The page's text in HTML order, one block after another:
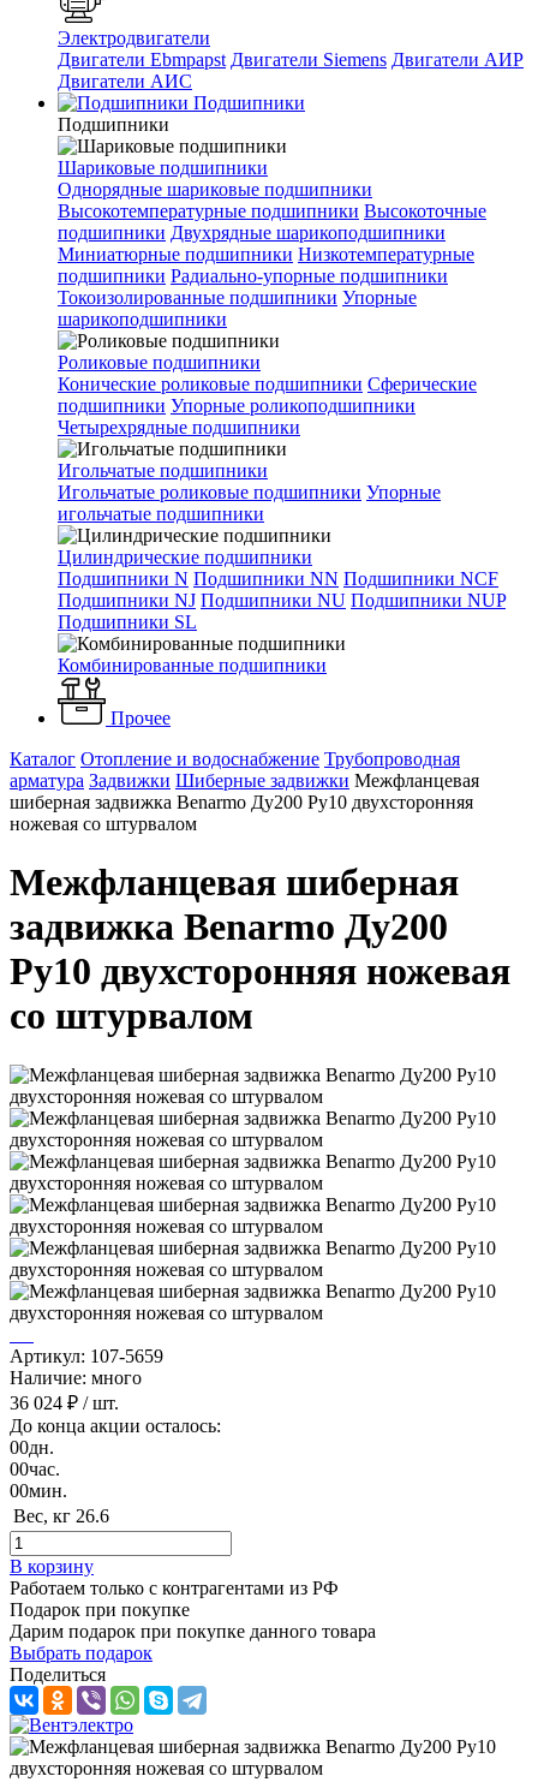
Электродвигатели
Двигатели Ebmpapst Двигатели Siemens Двигатели АИР
Двигатели АИС
Подшипники
Подшипники
Шариковые подшипники
Однорядные шариковые подшипники
Высокотемпературные подшипники Высокоточные
подшипники Двухрядные шарикоподшипники
Миниатюрные подшипники Низкотемпературные
подшипники Радиально-упорные подшипники
Токоизолированные подшипники Упорные
шарикоподшипники
Роликовые подшипники
Конические роликовые подшипники Сферические
подшипники Упорные роликоподшипники
Четырехрядные подшипники
Игольчатые подшипники
Игольчатые роликовые подшипники Упорные
игольчатые подшипники
Цилиндрические подшипники
Подшипники N Подшипники NN Подшипники NCF
Подшипники NJ Подшипники NU Подшипники NUP
Подшипники SL
Комбинированные подшипники
Прочее
Каталог Отопление и водоснабжение Трубопроводная
арматура Задвижки Шиберные задвижки Межфланцевая
шиберная задвижка Benarmo Ду200 Ру10 двухсторонняя
ножевая со штурвалом
Межфланцевая шиберная
задвижка Benarmo Ду200
Ру10 двухсторонняя ножевая
со штурвалом
Артикул: 107-5659
Наличие: много
36 024 ₽ / шт.
До конца акции осталось:
00дн.
00час.
00мин.
Вес, кг 26.6
В корзину
Работаем только с контрагентами из РФ
Подарок при покупке
Дарим подарок при покупке данного товара
Выбрать подарок
Поделиться